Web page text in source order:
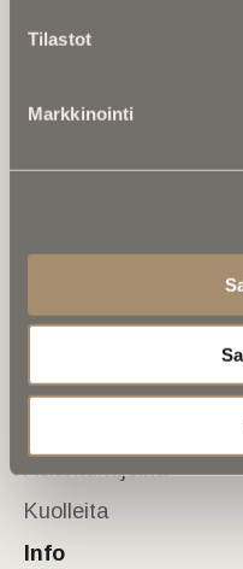
Tilastot
Markkinointi
Ikuisuusmedia on
valtakunnallinen
Tietoa meistä
Etusivu
Kalenterista
Asiantuntijoilta
Kuolleita
Info